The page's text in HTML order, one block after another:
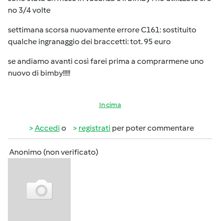
no 3/4 volte
settimana scorsa nuovamente errore C161: sostituito
qualche ingranaggio dei braccetti: tot. 95 euro
se andiamo avanti così farei prima a comprarmene uno
nuovo di bimby!!!!!
In cima
Accedi o registrati per poter commentare
Anonimo (non verificato)